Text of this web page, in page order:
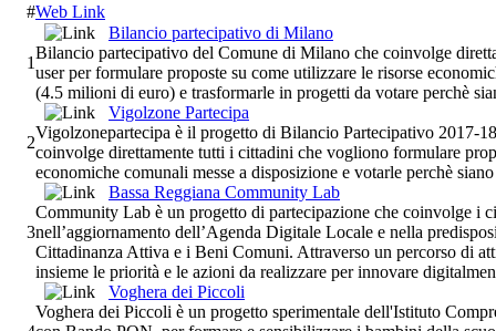
#Web Link
1
Bilancio partecipativo di Milano
Bilancio partecipativo del Comune di Milano che coinvolge
user per formulare proposte su come utilizzare le risorse
(4.5 milioni di euro) e trasformarle in progetti da votare perchè
2
Vigolzone Partecipa
Vigolzonepartecipa è il progetto di Bilancio Partecipativo 2017-
coinvolge direttamente tutti i cittadini che vogliono formulare
economiche comunali messe a disposizione e votarle perchè
3
Bassa Reggiana Community Lab
Community Lab è un progetto di partecipazione che coinvolge i
nell’aggiornamento dell’Agenda Digitale Locale e nella
Cittadinanza Attiva e i Beni Comuni. Attraverso un percorso di
insieme le priorità e le azioni da realizzare per innovare
Voghera dei Piccoli
Voghera dei Piccoli è un progetto sperimentale dell'Istituto